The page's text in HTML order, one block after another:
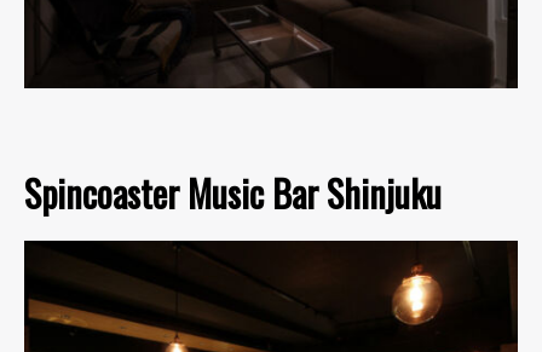
Spincoaster Music Bar Shinjuku